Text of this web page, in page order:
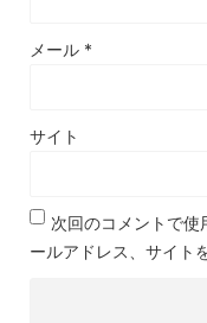
メール *
サイト
次回のコメントで使
ールアドレス、サイト